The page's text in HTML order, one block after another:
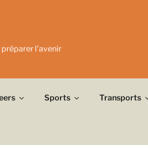
l'avenir
Sports Transports